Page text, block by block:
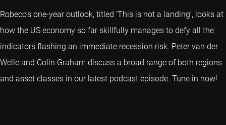
Robeco’s one-year outlook, titled ‘This is not a landing’, looks at
how the US economy so far skillfully manages to defy all the
indicators flashing an immediate recession risk. Peter van der
Welle and Colin Graham discuss a broad range of both regions
and asset classes in our latest podcast episode. Tune in now!